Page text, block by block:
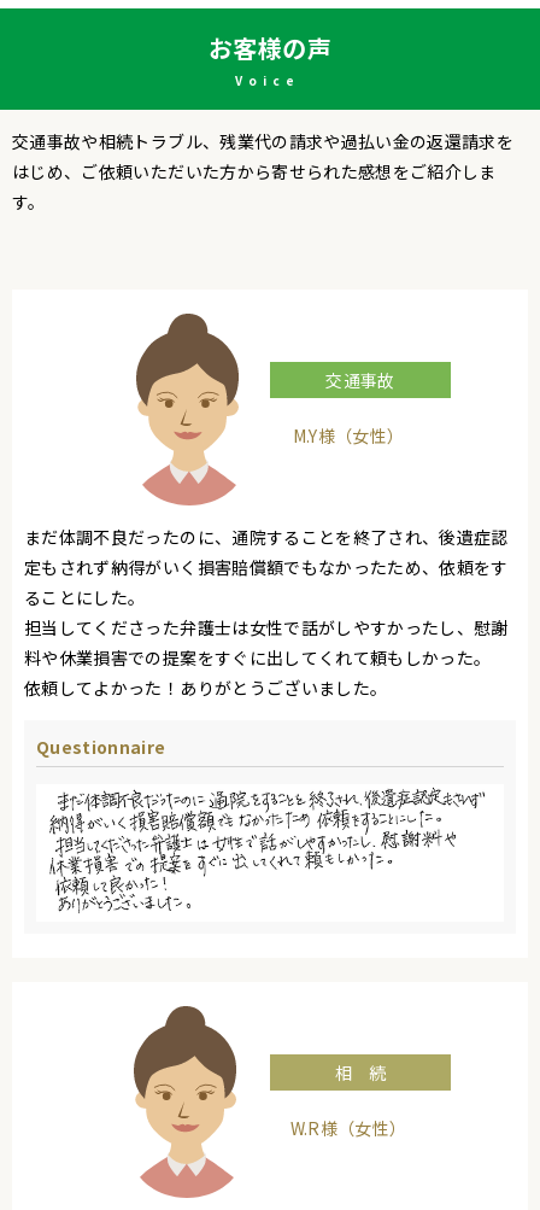
お客様の声
Voice
交通事故や相続トラブル、残業代の請求や過払い金の返還請求を
はじめ、 ご依頼いただいた方から寄せられた感想をご紹介しま
す。
M.Y様（女性）
交通事故
まだ体調不良だったのに、通院することを終了され、後遺症認
定もされず納得がいく損害賠償額でもなかったため、依頼をす
ることにした。
担当してくださった弁護士は女性で話がしやすかったし、慰謝
料や休業損害での提案をすぐに出してくれて頼もしかった。
依頼してよかった！ありがとうございました。
Questionnaire
W.R様（女性）
相続